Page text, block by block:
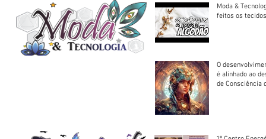
Moda &
feitos os
O
é alinhado ao
de Consciência